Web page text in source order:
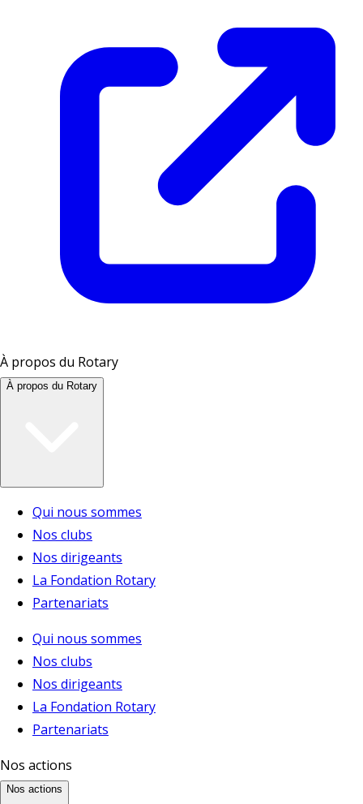
À propos du Rotary
À propos du Rotary
Qui nous sommes
Nos clubs
Nos dirigeants
La Fondation Rotary
Partenariats
Qui nous sommes
Nos clubs
Nos dirigeants
La Fondation Rotary
Partenariats
Nos actions
Nos actions